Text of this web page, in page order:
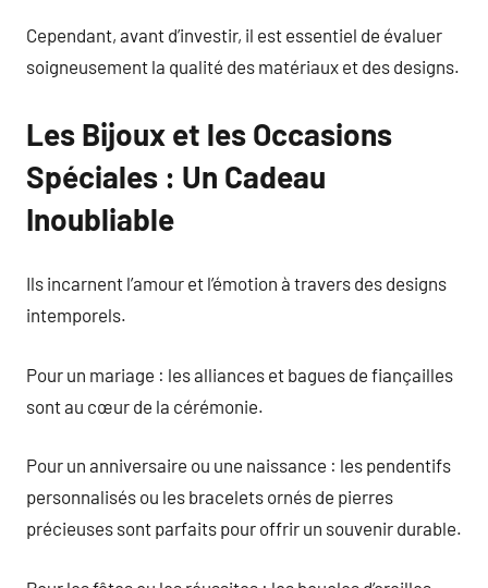
Cependant, avant d’investir, il est essentiel de évaluer
soigneusement la qualité des matériaux et des designs.
Les Bijoux et les Occasions
Spéciales : Un Cadeau
Inoubliable
Ils incarnent l’amour et l’émotion à travers des designs
intemporels.
Pour un mariage : les alliances et bagues de fiançailles
sont au cœur de la cérémonie.
Pour un anniversaire ou une naissance : les pendentifs
personnalisés ou les bracelets ornés de pierres
précieuses sont parfaits pour offrir un souvenir durable.